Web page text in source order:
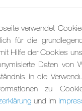
verwendet
für die
Hilfe der Cookies
Daten von
in die
zu
und im